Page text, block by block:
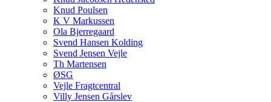
Knud Poulsen
K V Markussen
Ola Bjerregaard
Svend Hansen Kolding
Svend Jensen Vejle
Th Martensen
ØSG
Vejle Fragtcentral
Villy Jensen Gårslev